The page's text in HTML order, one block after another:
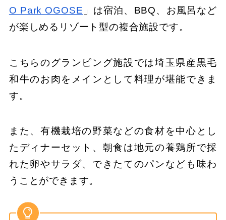
O Park OGOSE 」は宿泊、BBQ、お風呂など
が楽しめるリゾート型の複合施設です。
こちらのグランピング施設では埼玉県産黒毛
和牛のお肉をメインとして料理が堪能できま
す。
また、有機栽培の野菜などの食材を中心とし
たディナーセット、朝食は地元の養鶏所で採
れた卵やサラダ、できたてのパンなども味わ
うことができます。